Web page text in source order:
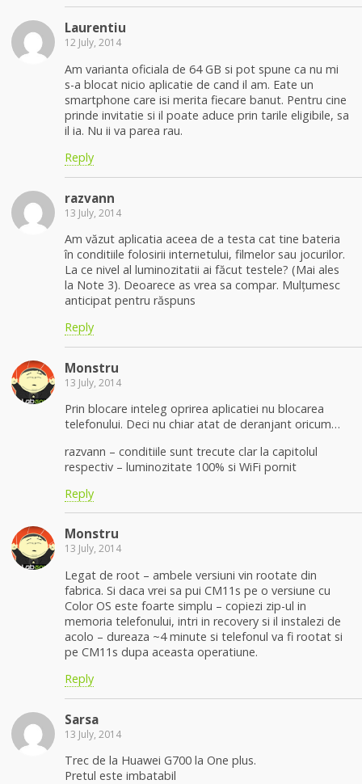
Laurentiu
12 July, 2014
Am varianta oficiala de 64 GB si pot spune ca nu mi
s-a blocat nicio aplicatie de cand il am. Eate un
smartphone care isi merita fiecare banut. Pentru cine
prinde invitatie si il poate aduce prin tarile eligibile, sa
il ia. Nu ii va parea rau.
Reply
razvann
13 July, 2014
Am văzut aplicatia aceea de a testa cat tine bateria
în conditiile folosirii internetului, filmelor sau jocurilor.
La ce nivel al luminozitatii ai făcut testele? (Mai ales
la Note 3). Deoarece as vrea sa compar. Mulțumesc
anticipat pentru răspuns
Reply
Monstru
13 July, 2014
Prin blocare inteleg oprirea aplicatiei nu blocarea
telefonului. Deci nu chiar atat de deranjant oricum…
razvann – conditiile sunt trecute clar la capitolul
respectiv – luminozitate 100% si WiFi pornit
Reply
Monstru
13 July, 2014
Legat de root – ambele versiuni vin rootate din
fabrica. Si daca vrei sa pui CM11s pe o versiune cu
Color OS este foarte simplu – copiezi zip-ul in
memoria telefonului, intri in recovery si il instalezi de
acolo – dureaza ~4 minute si telefonul va fi rootat si
pe CM11s dupa aceasta operatiune.
Reply
Sarsa
13 July, 2014
Trec de la Huawei G700 la One plus.
Pretul este imbatabil